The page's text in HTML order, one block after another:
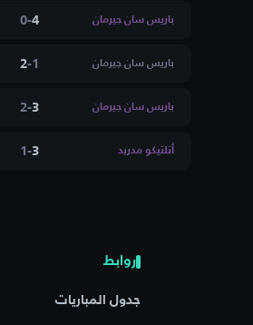
باريس سان جيرمان 4
-
0
باريس سان جيرمان 1
-
2
باريس سان جيرمان 3
-
2
أتلتيكو مدريد 3
-
1
روابط
جدول المباريات